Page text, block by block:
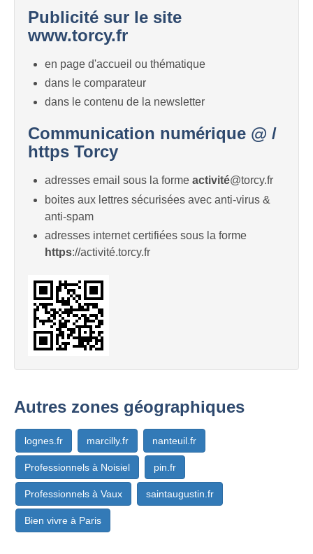
Publicité sur le site
www.torcy.fr
en page d'accueil ou thématique
dans le comparateur
dans le contenu de la newsletter
Communication numérique @ /
https Torcy
adresses email sous la forme activité@torcy.fr
boites aux lettres sécurisées avec anti-virus &
anti-spam
adresses internet certifiées sous la forme
https://activité.torcy.fr
Autres zones géographiques
lognes.fr marcilly.fr nanteuil.fr
Professionnels à Noisiel pin.fr
Professionnels à Vaux saintaugustin.fr
Bien vivre à Paris